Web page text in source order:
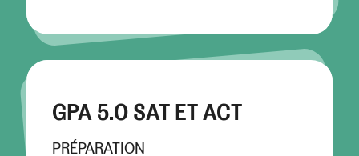
GPA 5.0 SAT ET ACT
PRÉPARATION